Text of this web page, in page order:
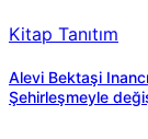
Kitap Tanıtım
Alevi Bektaşi
Şehirleşmeyle